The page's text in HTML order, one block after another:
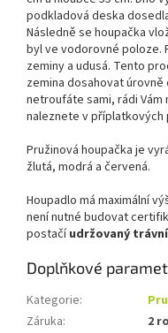
podkladová deska
Následně se houpačka
byl ve vodorovné poloze.
zeminy a udusá. Tento
zemina dosahovat
netroufáte sami, rádi Vám
naleznete v příplatkových
Pružinová houpačka je
žlutá, modrá a červená.
Houpadlo má maximální
není nutné budovat
postačíudržovaný
Doplňkové
Kategorie:
Záruka:
2